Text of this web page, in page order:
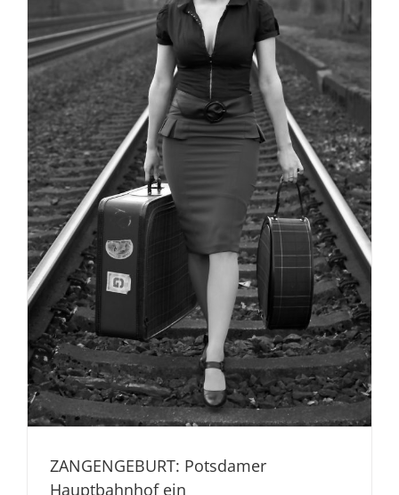
ZANGENGEBURT: Potsdamer
Hauptbahnhof ein